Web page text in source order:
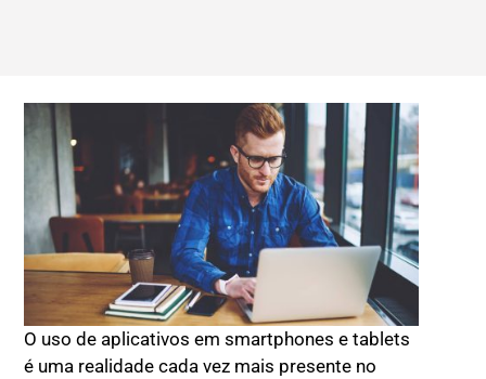
O uso de aplicativos em smartphones e tablets
é uma realidade cada vez mais presente no